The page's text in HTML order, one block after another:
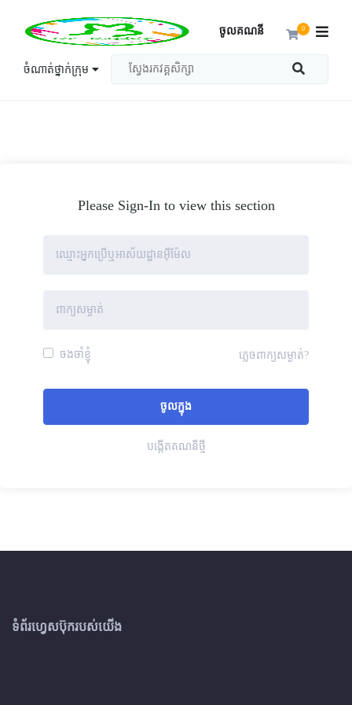
ចំណាត់ថ្នាក់ក្រុម
0
ចូលគណនី
Please Sign-In to view this section
ចងចាំខ្ញុំ ភ្លេចពាក្យសម្ងាត់?
បង្កើតគណនីថ្មី
ទំព័រហ្វេសប៊ុករបស់យើង